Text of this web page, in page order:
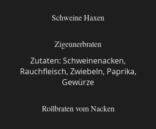
Schweine Haxen
Zigeunerbraten
Zutaten: Schweinenacken,
Rauchfleisch, Zwiebeln, Paprika,
Gewürze
Rollbraten vom Nacken